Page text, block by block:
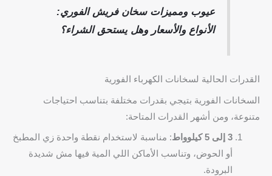
عيوب ومميزات سخان فريش الفوري:
الأنواع والأسعار وهل يستحق الشراء؟
القدرات الحالية لسخانات الكهرباء الفورية
السخانات الفورية بتيجي بقدرات مختلفة بتناسب احتياجات
متنوعة، ومن أشهر القدرات المتاحة:
3 إلى 5 كيلوواط
: مناسبة لاستخدام نقطة واحدة زي المطبخ
أو الحوض، وتناسب الأماكن اللي المية فيها مش شديدة
البرودة.